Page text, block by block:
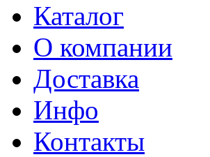
Каталог
О компании
Доставка
Инфо
Контакты